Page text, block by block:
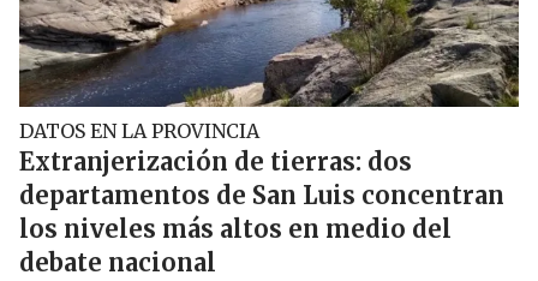
DATOS EN LA PROVINCIA
Extranjerización de tierras: dos
departamentos de San Luis concentran
los niveles más altos en medio del
debate nacional